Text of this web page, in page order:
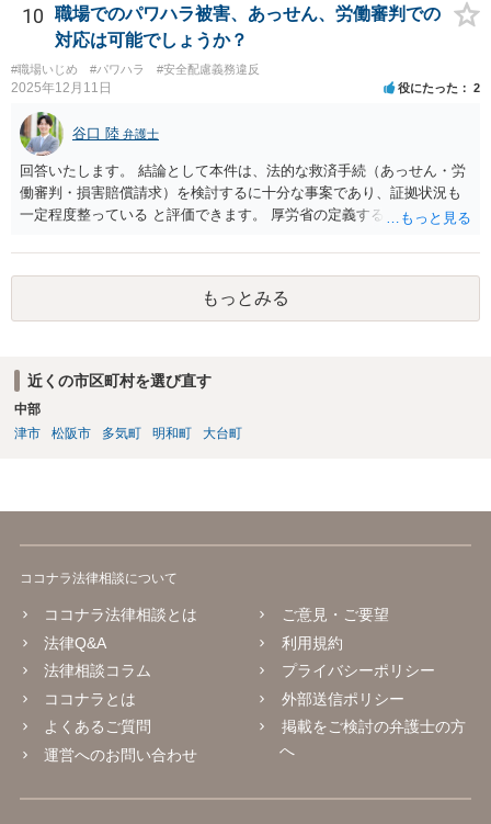
針も変わります。 内容が踏み込んだものとなり、関係者も閲覧する可
能性がありますので、詳しくは、直接お近くの弁護士にご相談される
ことをお勧めいたします。
10
職場でのパワハラ被害、あっせん、労働審判での
対応は可能でしょうか？
#職場いじめ #パワハラ #安全配慮義務違反
2025年12月11日 役にたった 2
谷口 陸 弁護士
回答いたします。 結論として本件は、法的な救済手続（あっせん・労
働審判・損害賠償請求）を検討するに十分な事案であり、証拠状況も
一定程度整っている と評価できます。 厚労省の定義するパワーハラス
者に精神的・身体的苦痛を与える行為とされています。 あなたのケー
スでは、次のように各要件を満たす可能性が高いです。 上記①は問題
ないとして、②③について、あなたの記載内容には、典型的なハラス
メントが多数含まれています。 意図的な無視・孤立化、業務情報の共
悪口・人格否定発言、早退理由の改ざん（評価操作）いずれも 業務上
必要性が認められず、違法性は強い と評価できます。 職場全体から孤
立し、誹謗中傷が常態化している状況は、明確に精神的苦痛を伴うも
能性があります。 会社は事実を認識していた ・女性だから仕方ない、
ンス窓口が「当事者間で解決を」として事実上不受理 ・上位上司への
報告がなされた後も具体的対応なし ・職場全体に悪影響が及ぶほどの
断される蓋然性が高い。 これは 労働審判や民事訴訟における損害賠償
請求の重要な根拠となります。 あとは、弁護士とともに証拠を整理
し、労働局の「個別労働紛争あっせん」申請や労働審判を検討される
とよいかと思います。
もっとみる
近くの市区町村を選び直す
中部
津市
松阪市 多気町 明和町 大台町
ココナラ法律相談について
ココナラ法律相談とは
法律Q&A
法律相談コラム
ココナラとは
よくあるご質問
運営へのお問い合わせ
ご意見・ご要望
利用規約
プライバシーポリシー
外部送信ポリシー
掲載をご検討の弁護士の方
へ